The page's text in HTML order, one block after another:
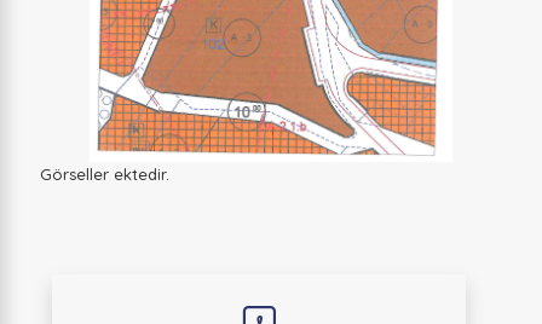
Görseller ektedir.